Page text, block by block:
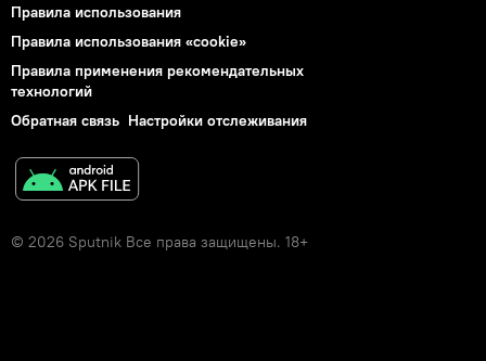
Правила использования
Правила использования «cookie»
Правила применения рекомендательных
технологий
Обратная связь Настройки отслеживания
© 2026 Sputnik Все права защищены. 18+